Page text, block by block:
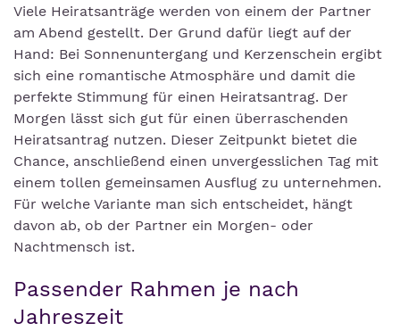
Viele Heiratsanträge werden von einem der Partner
am Abend gestellt. Der Grund dafür liegt auf der
Hand: Bei Sonnenuntergang und Kerzenschein ergibt
sich eine romantische Atmosphäre und damit die
perfekte Stimmung für einen Heiratsantrag. Der
Morgen lässt sich gut für einen überraschenden
Heiratsantrag nutzen. Dieser Zeitpunkt bietet die
Chance, anschließend einen unvergesslichen Tag mit
einem tollen gemeinsamen Ausflug zu unternehmen.
Für welche Variante man sich entscheidet, hängt
davon ab, ob der Partner ein Morgen- oder
Nachtmensch ist.
Passender Rahmen je nach
Jahreszeit